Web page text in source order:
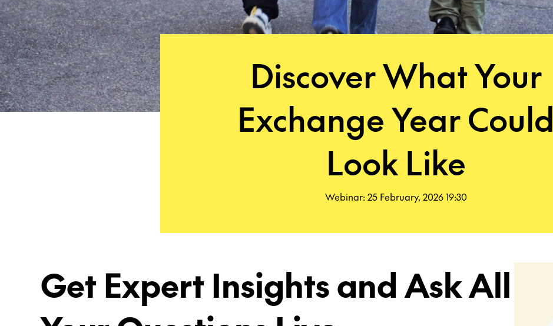
Discover What Your
Exchange Year Could
Look Like
Webinar: 25 February, 2026 19:30
Get Expert Insights and Ask All